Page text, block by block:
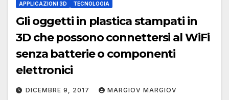
APPLICAZIONI 3D TECNOLOGIA
Gli oggetti in plastica stampati in
3D che possono connettersi al WiFi
senza batterie o componenti
elettronici
DICEMBRE 9, 2017 MARGIOV MARGIOV